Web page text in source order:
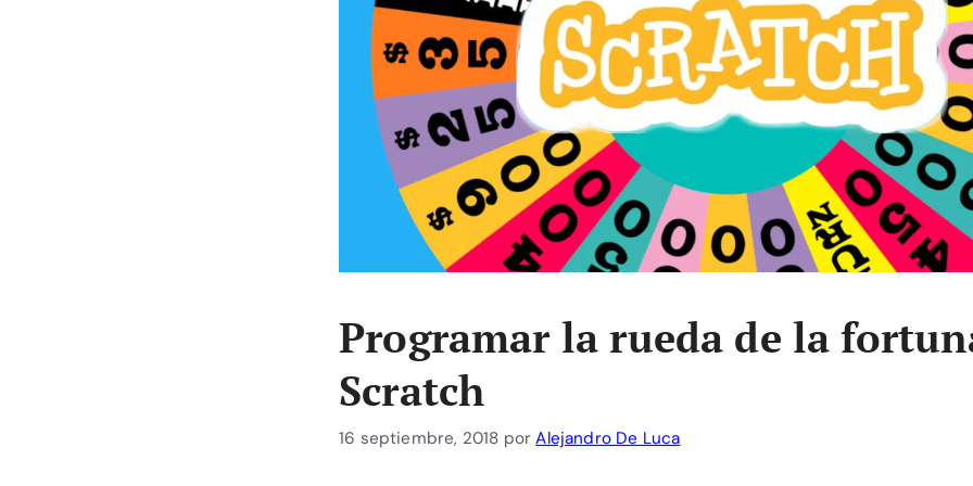
Programar la rueda de la
Scratch
16 septiembre, 2018 porAlejandro De Luca